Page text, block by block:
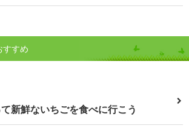
すすめ
新鮮ないちごを食べに行こう